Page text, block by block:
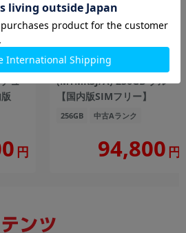
ュ
円
iPhone15 A3089
(MTMR3J/A) 256GB ブルー
【国内版SIMフリー】
256GB 中古Aランク
94,800 円